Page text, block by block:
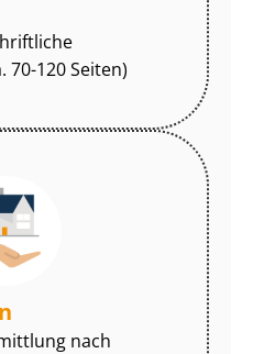
70-120 Seiten)
nach